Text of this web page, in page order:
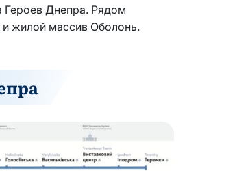
Героев Днепра. Рядом
и жилой массив Оболонь.